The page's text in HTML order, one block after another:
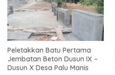
Peletakkan Batu Pertama
Jembatan Beton Dusun IX –
Dusun X Desa Palu Manis